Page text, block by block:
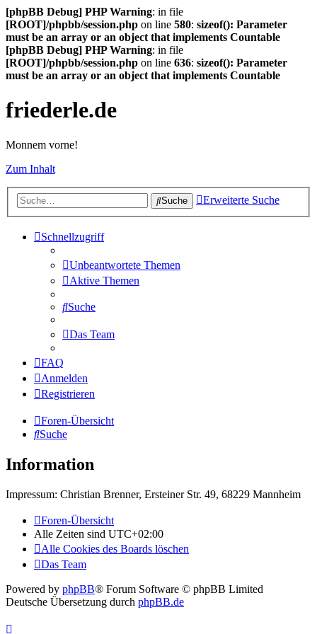
[phpBB Debug] PHP Warning: in file
[ROOT]/phpbb/session.php on line 580: sizeof(): Parameter
must be an array or an object that implements Countable
[phpBB Debug] PHP Warning: in file
[ROOT]/phpbb/session.php on line 636: sizeof(): Parameter
must be an array or an object that implements Countable
friederle.de
Monnem vorne!
Zum Inhalt
Suche Erweiterte Suche
Schnellzugriff
Unbeantwortete Themen
Aktive Themen
Suche
Das Team
FAQ
Anmelden
Registrieren
Foren-Übersicht
Suche
Information
Impressum: Christian Brenner, Ersteiner Str. 49, 68229 Mannheim
Foren-Übersicht
Alle Zeiten sind UTC+02:00
Alle Cookies des Boards löschen
Das Team
Powered by phpBB® Forum Software © phpBB Limited
Deutsche Übersetzung durch phpBB.de